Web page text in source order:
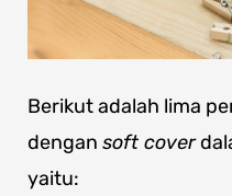
Berikut adalah lima
dengan soft cover
yaitu: